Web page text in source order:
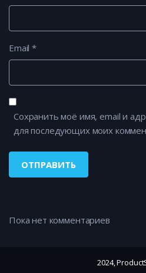
Email*
Сохранить моё имя, email и
для последующих моих
Пока нет комментариев
2024,